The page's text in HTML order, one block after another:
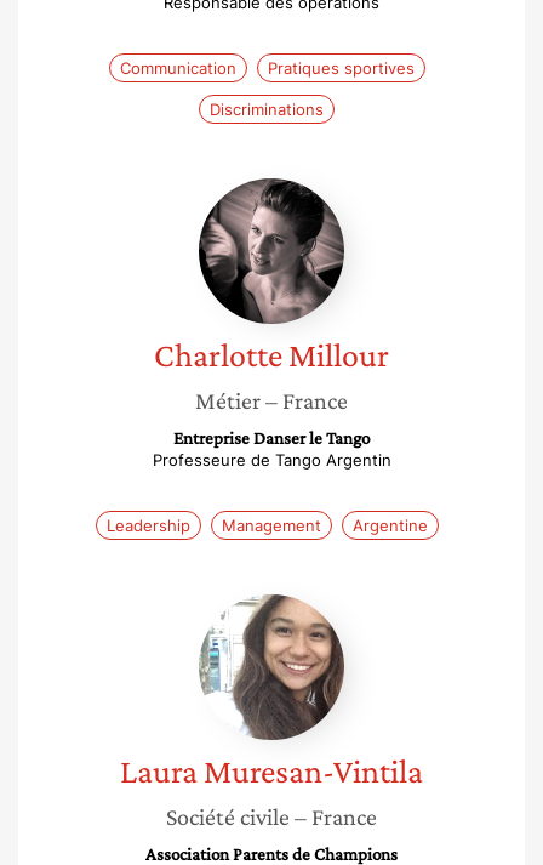
Communication Pratiques sportives
Discriminations
Charlotte
Millour
CharlotteMillour
Métier– France
Entreprise Danser le Tango
Professeure de Tango Argentin
Leadership Management Argentine
Laura
Muresan-
Vintila
LauraMuresan-Vintila
Société civile – France
Association Parents de Champions